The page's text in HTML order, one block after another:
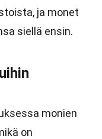
ja monet
siellä ensin.
monien
on